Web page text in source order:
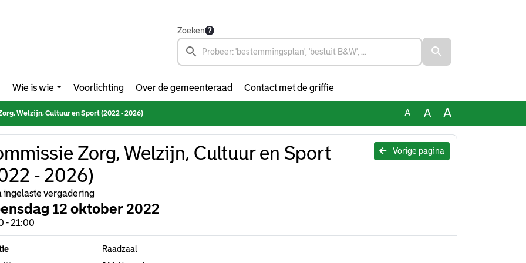
Zoeken
Wie is wie Voorlichting Over de gemeenteraad Contact met de griffie
Welzijn, Cultuur en Sport (2022 - 2026) A A A
Vorige pagina
Zorg, Welzijn, Cultuur en Sport
- 2026)
ingelaste vergadering
12 oktober 2022
- 21:00
Raadzaal